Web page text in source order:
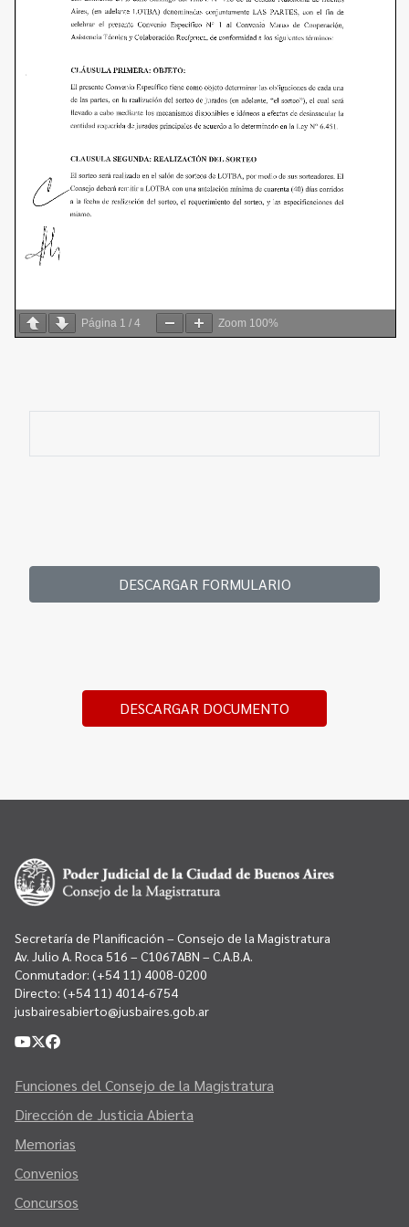
Página 1 / 4 Zoom 100%
DESCARGAR FORMULARIO
DESCARGAR DOCUMENTO
Secretaría de Planificación – Consejo de la Magistratura
Av. Julio A. Roca 516 – C1067ABN – C.A.B.A.
Conmutador: (+54 11) 4008-0200
Directo: (+54 11) 4014-6754
jusbairesabierto@jusbaires.gob.ar
Funciones del Consejo de la Magistratura
Dirección de Justicia Abierta
Memorias
Convenios
Concursos